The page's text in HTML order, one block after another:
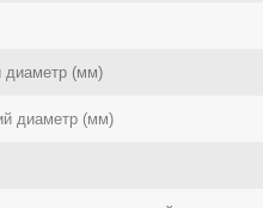
диаметр (мм)
диаметр (мм)